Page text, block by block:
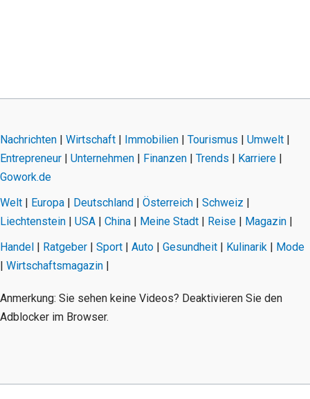
Nachrichten Wirtschaft Immobilien Tourismus Umwelt
Entrepreneur
Unternehmen Finanzen Trends Karriere
Gowork.de
Welt
Europa Deutschland Österreich Schweiz
Liechtenstein
USA China Meine Stadt Reise Magazin
Handel
Ratgeber Sport Auto Gesundheit Kulinarik
Mode
Wirtschaftsmagazin
Anmerkung: Sie sehen keine Videos? Deaktivieren Sie den
Adblocker im Browser.